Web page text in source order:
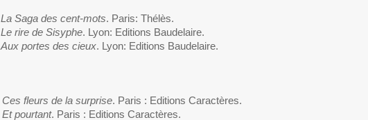
La Saga des cent-mots. Paris: Thélès.
Le rire de Sisyphe. Lyon: Editions Baudelaire.
Aux portes des cieux. Lyon: Editions Baudelaire.
Ces fleurs de la surprise. Paris : Editions Caractères.
Et pourtant. Paris : Editions Caractères.